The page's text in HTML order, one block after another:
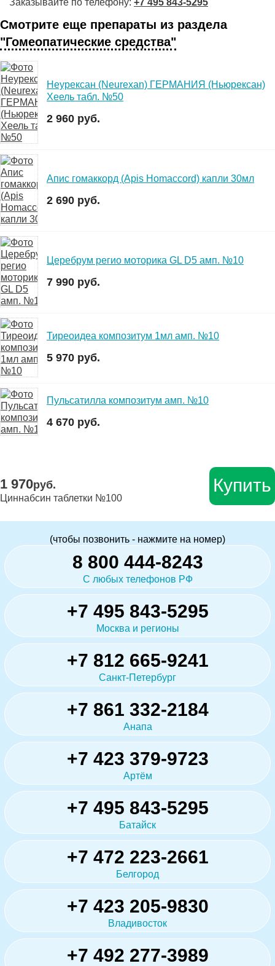
Смотрите еще препараты из раздела
"Гомеопатические средства"
Неурексан (Neurexan) ГЕРМАНИЯ (Ньюрексан)
Хеель табл. №50
2 960 руб.
Апис гомаккорд (Apis Homaccord) капли 30мл
2 690 руб.
Церебрум регио моторика GL D5 амп. №10
7 990 руб.
Тиреоидеа композитум 1мл амп. №10
5 970 руб.
Пульсатилла композитум амп. №10
4 670 руб.
1 970руб.
Циннабсин таблетки №100
Купить
(чтобы позвонить - нажмите на номер)
8 800 444-8243
С любых телефонов РФ
+7 495 843-5295
Москва и регионы
+7 812 665-9241
Санкт-Петербург
+7 861 332-2184
Анапа
+7 423 379-9723
Артём
+7 495 843-5295
Батайск
+7 472 223-2661
Белгород
+7 423 205-9830
Владивосток
+7 492 277-3989